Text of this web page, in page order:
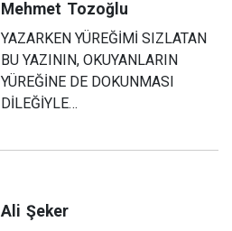
Mehmet Tozoğlu
YAZARKEN YÜREĞİMİ SIZLATAN
BU YAZININ, OKUYANLARIN
YÜREĞİNE DE DOKUNMASI
DİLEĞİYLE…
Ali Şeker